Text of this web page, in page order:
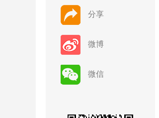
分享
微博
微信